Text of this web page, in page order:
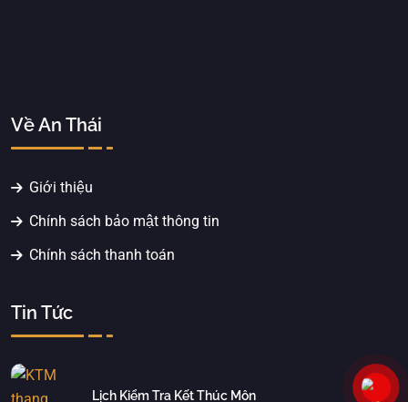
Về An Thái
Giới thiệu
Chính sách bảo mật thông tin
Chính sách thanh toán
Tin Tức
Lịch Kiểm Tra Kết Thúc Môn